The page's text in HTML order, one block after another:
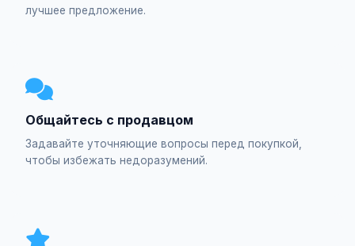
лучшее предложение.
Общайтесь с продавцом
Задавайте уточняющие вопросы перед покупкой,
чтобы избежать недоразумений.